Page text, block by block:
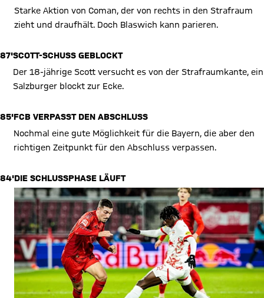
Starke Aktion von Coman, der von rechts in den Strafraum
zieht und draufhält. Doch Blaswich kann parieren.
87'SCOTT-SCHUSS GEBLOCKT
Der 18-jährige Scott versucht es von der Strafraumkante, ein
Salzburger blockt zur Ecke.
85'FCB VERPASST DEN ABSCHLUSS
Nochmal eine gute Möglichkeit für die Bayern, die aber den
richtigen Zeitpunkt für den Abschluss verpassen.
84'DIE SCHLUSSPHASE LÄUFT